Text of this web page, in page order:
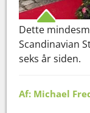
Dette
Scandinavian
seks år siden.
Af: Michael